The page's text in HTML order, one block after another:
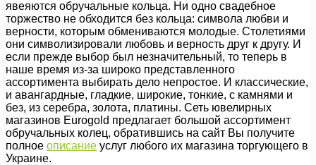
явеяются обручальные кольца. Ни одно свадебное
торжество не обходится без кольца: символа любви и
верности, которым обмениваются молодые. Столетиями
они символизировали любовь и верность друг к другу. И
если прежде выбор был незначительный, то теперь в
наше время из-за широко представленного
ассортимента выбирать дело непростое. И классические,
и авангардные, гладкие, широкие, тонкие, с камнями и
без, из серебра, золота, платины. Сеть ювелирных
магазинов Eurogold предлагает большой ассортимент
обручальных колец, обратившись на сайт Вы получите
полное описание услуг любого их магазина торгующего в
Украине.